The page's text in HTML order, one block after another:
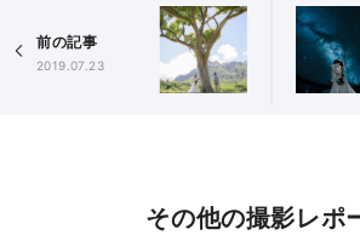
前の記事
2019.07.23
その他の撮影レポ